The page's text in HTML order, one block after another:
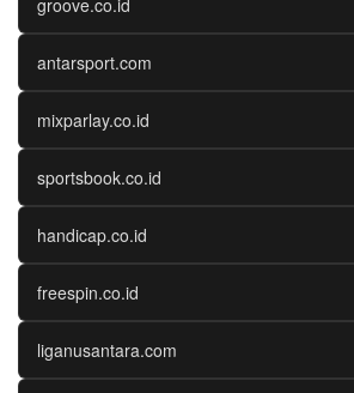
antarsport.com
mixparlay.co.id
sportsbook.co.id
handicap.co.id
freespin.co.id
liganusantara.com